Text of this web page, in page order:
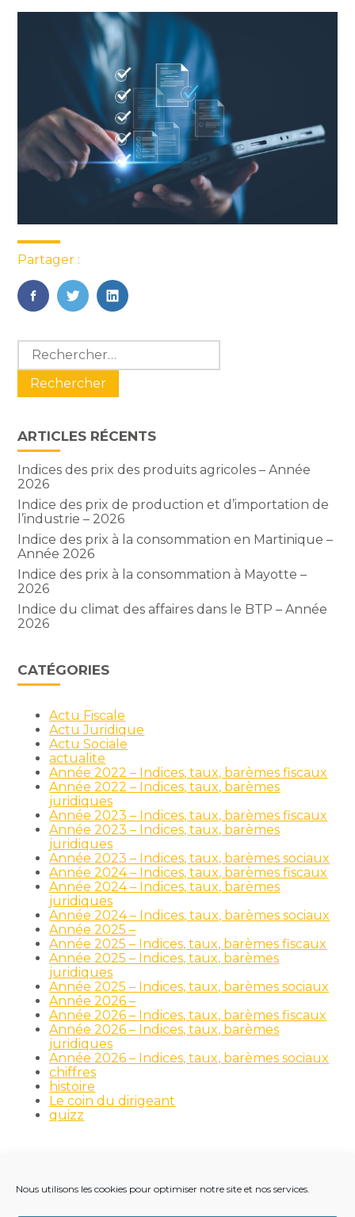
Nous utilisons les cookies pour optimiser notre site et nos services.
Partager :
FaceBook
TwitterLinkedIn
Blog
sidebar
Rechercher :
ARTICLES RÉCENTS
Indices des prix des produits agricoles – Année
2026
Indice des prix de production et d’importation de
l’industrie – 2026
Indice des prix à la consommation en Martinique –
Année 2026
Indice des prix à la consommation à Mayotte –
2026
Indice du climat des affaires dans le BTP – Année
2026
CATÉGORIES
Actu Fiscale
Actu Juridique
Actu Sociale
actualite
Année 2022 – Indices, taux, barèmes fiscaux
Année 2022 – Indices, taux, barèmes
juridiques
Année 2023 – Indices, taux, barèmes fiscaux
Année 2023 – Indices, taux, barèmes
juridiques
Année 2023 – Indices, taux, barèmes sociaux
Année 2024 – Indices, taux, barèmes fiscaux
Année 2024 – Indices, taux, barèmes
juridiques
Année 2024 – Indices, taux, barèmes sociaux
Année 2025 –
Année 2025 – Indices, taux, barèmes fiscaux
Année 2025 – Indices, taux, barèmes
juridiques
Année 2025 – Indices, taux, barèmes sociaux
Année 2026 –
Année 2026 – Indices, taux, barèmes fiscaux
Année 2026 – Indices, taux, barèmes
juridiques
Année 2026 – Indices, taux, barèmes sociaux
chiffres
histoire
Le coin du dirigeant
quizz